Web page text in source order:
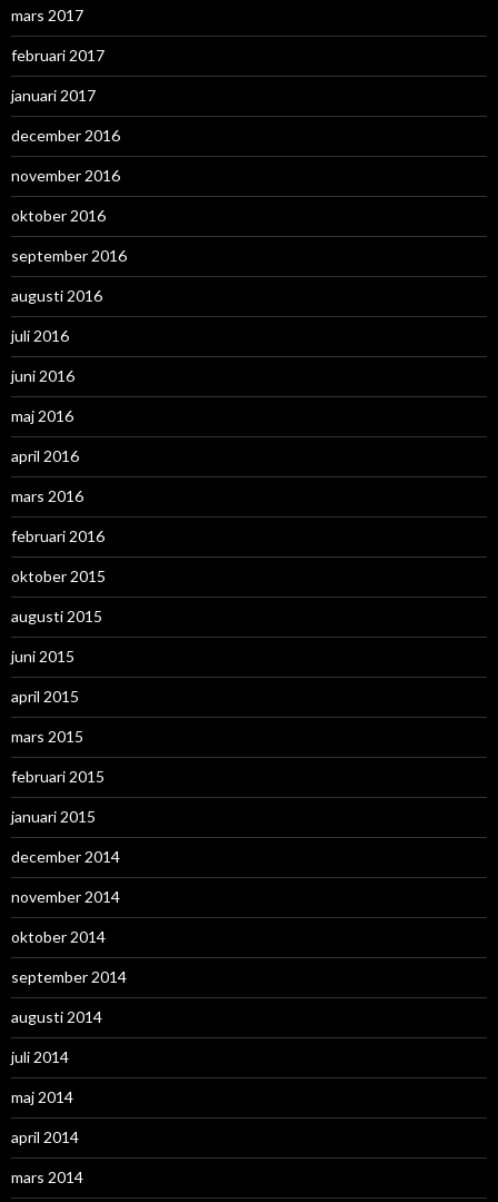
mars 2017
februari 2017
januari 2017
december 2016
november 2016
oktober 2016
september 2016
augusti 2016
juli 2016
juni 2016
maj 2016
april 2016
mars 2016
februari 2016
oktober 2015
augusti 2015
juni 2015
april 2015
mars 2015
februari 2015
januari 2015
december 2014
november 2014
oktober 2014
september 2014
augusti 2014
juli 2014
maj 2014
april 2014
mars 2014